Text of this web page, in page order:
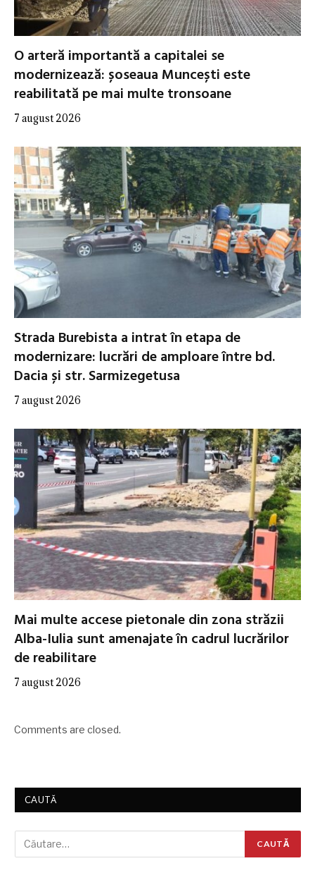
O arteră importantă a capitalei se
modernizează: șoseaua Muncești este
reabilitată pe mai multe tronsoane
7 august 2026
Strada Burebista a intrat în etapa de
modernizare: lucrări de amploare între bd.
Dacia și str. Sarmizegetusa
7 august 2026
Mai multe accese pietonale din zona străzii
Alba-Iulia sunt amenajate în cadrul lucrărilor
de reabilitare
7 august 2026
Comments are closed.
CAUTĂ